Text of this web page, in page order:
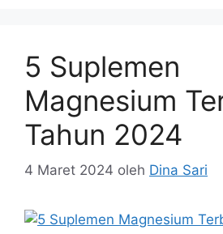
5 Suplemen
Magnesium
Tahun 2024
4 Maret 2024 oleh Dina Sari